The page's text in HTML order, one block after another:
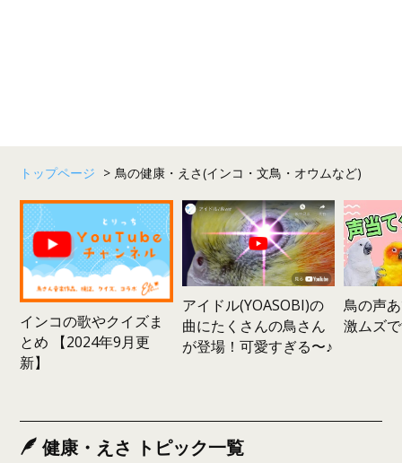
トップページ > 鳥の健康・えさ(インコ・文鳥・オウムなど)
インコの歌やクイズま
とめ 【2024年9月更
新】
アイドル(YOASOBI)の
曲にたくさんの鳥さん
が登場！可愛すぎる〜♪
鳥の声
激ムズ
健康・えさ トピック一覧